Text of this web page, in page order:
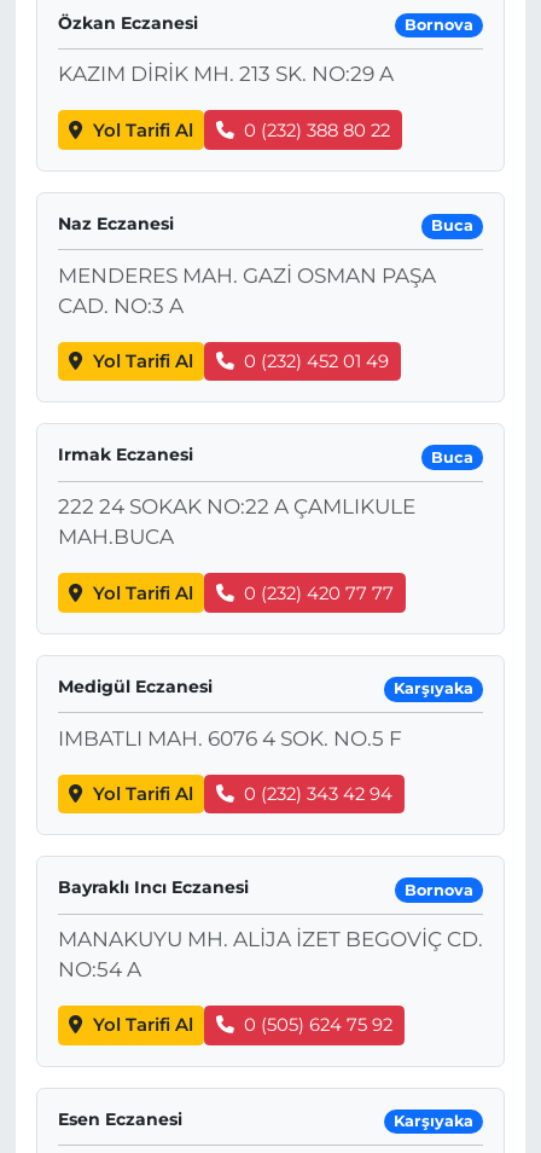
Özkan Eczanesi Bornova
KAZIM DİRİK MH. 213 SK. NO:29 A
Yol Tarifi Al 0 (232) 388 80 22
Naz Eczanesi Buca
MENDERES MAH. GAZİ OSMAN PAŞA
CAD. NO:3 A
Yol Tarifi Al 0 (232) 452 01 49
Irmak Eczanesi Buca
222 24 SOKAK NO:22 A ÇAMLIKULE
MAH.BUCA
Yol Tarifi Al 0 (232) 420 77 77
Medigül Eczanesi Karşıyaka
IMBATLI MAH. 6076 4 SOK. NO.5 F
Yol Tarifi Al 0 (232) 343 42 94
Bayraklı Incı Eczanesi Bornova
MANAKUYU MH. ALİJA İZET BEGOVİÇ CD.
NO:54 A
Yol Tarifi Al 0 (505) 624 75 92
Esen Eczanesi Karşıyaka